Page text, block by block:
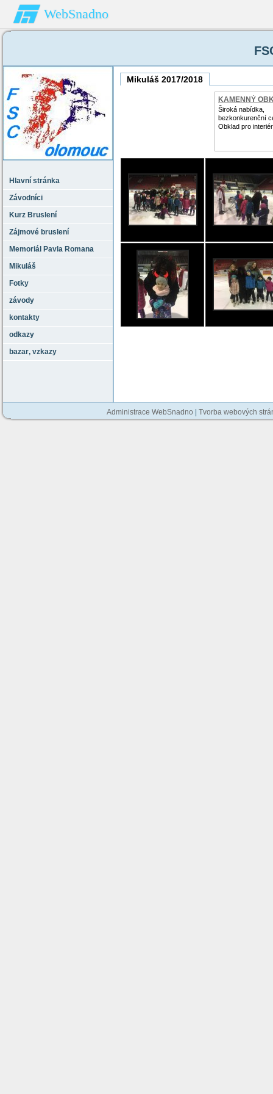
WebSnadno
Hlavní stránka
Závodníci
Kurz Bruslení
Zájmové bruslení
Memoriál Pavla Romana
Mikuláš
Fotky
závody
kontakty
odkazy
bazar‚ vzkazy
Mikuláš 2017/2018
KAMENNÝ
Široká nabídka,
bezkonkurenční
Obklad pro
Administrace WebSnadno Tvorba webových